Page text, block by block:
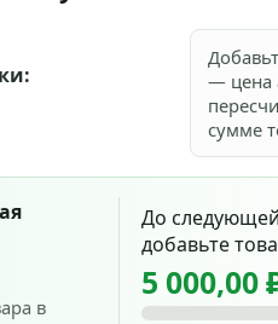
— цена
сумме
в
До
добавьте
5 000,00